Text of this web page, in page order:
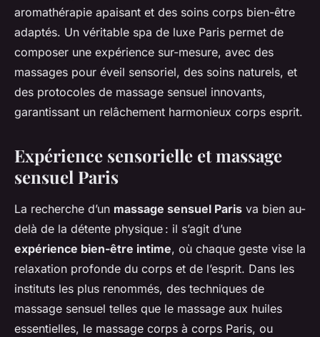
aromathérapie apaisant et des soins corps bien-être
adaptés. Un véritable spa de luxe Paris permet de
composer une expérience sur-mesure, avec des
massages pour éveil sensoriel, des soins naturels, et
des protocoles de massage sensuel innovants,
garantissant un relâchement harmonieux corps esprit.
Expérience sensorielle et massage
sensuel Paris
La recherche d’un massage sensuel Paris va bien au-
delà de la détente physique : il s’agit d’une
expérience bien-être intime, où chaque geste vise la
relaxation profonde du corps et de l’esprit. Dans les
instituts les plus renommés, des techniques de
massage sensuel telles que le massage aux huiles
essentielles, le massage corps à corps Paris, ou